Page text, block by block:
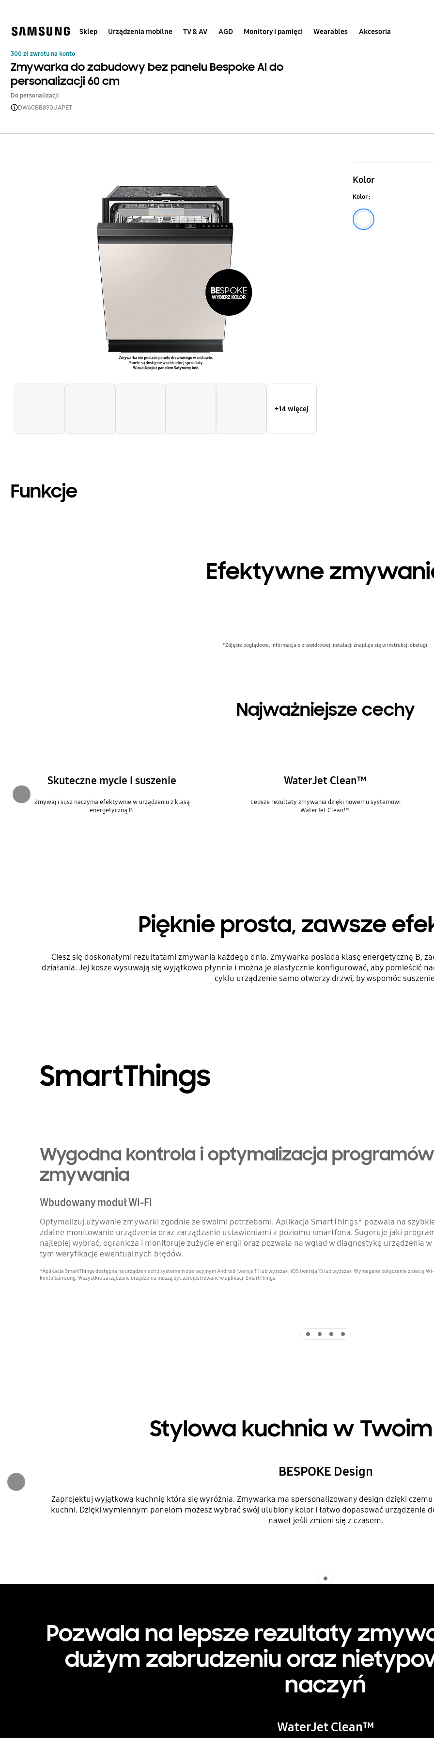
Sklep Urządzenia mobilne TV & AV AGD Monitory i pamięci Wearables Akcesoria
300 zł zwrotu na konto
Zmywarka do zabudowy bez panelu Bespoke AI do
personalizacji 60 cm
Do personalizacji
DW60BB890UAPET
zabudowy
bez
panelu
+14 więcej
Kolor
Kolor :
Funkcje
Efektywne
*Zdjęcie poglądowe, informacja o prawidłowej instalacji znajduje się w instrukcji obsługi.
Najważniejsze cechy
Skuteczne mycie i suszenie
Zmywaj i susz naczynia efektywnie w urządzeniu z klasą
energetyczną B.
WaterJet Clean™
Lepsze rezultaty zmywania dzięki nowemu systemowi
WaterJet Clean™.
Pięknie prosta, zawsze
Ciesz się doskonałymi rezultatami zmywania każdego dnia. Zmywarka posiada klasę energetyczną B,
działania. Jej kosze wysuwają się wyjątkowo płynnie i można je elastycznie konfigurować, aby pomieścić
cyklu urządzenie samo otworzy drzwi, by wspomóc
SmartThings
Wygodna kontrola i optymalizacja
zmywania
Wbudowany moduł Wi-Fi
Optymalizuj używanie zmywarki zgodnie ze swoimi potrzebami. Aplikacja SmartThings* pozwala na
zdalne monitowanie urządzenia oraz zarządzanie ustawieniami z poziomu smartfona. Sugeruje jaki
najlepiej wybrać, ogranicza i monitoruje zużycie energii oraz pozwala na wgląd w diagnostykę urządzenia w
tym weryfikacje ewentualnych błędów.
*Aplikacja SmartThings dostępna na urządzeniach z systemem operacyjnym Android (wersja 11 lub wyższa) i iOS (wersja 15 lub wyższa). Wymagane połączenie z siecią
konto Samsung. Wszystkie zarządzane urządzenia muszą być zarejestrowane w aplikacji SmartThings.
Stylowa kuchnia w
BESPOKE Design
Zaprojektuj wyjątkową kuchnię która się wyróżnia. Zmywarka ma spersonalizowany design dzięki
kuchni. Dzięki wymiennym panelom możesz wybrać swój ulubiony kolor i łatwo dopasować urządzenie
nawet jeśli zmieni się z czasem.
Pozwala na lepsze rezultaty
dużym zabrudzeniu oraz
naczyń
WaterJet Clean™